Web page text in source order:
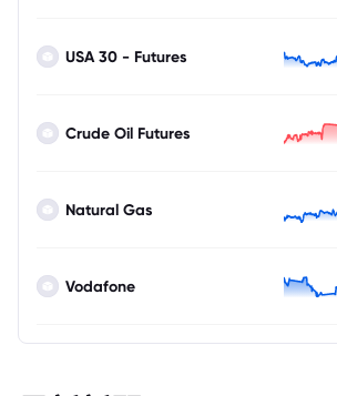
USA 30 - Futures
Crude Oil Futures
Natural Gas
Vodafone